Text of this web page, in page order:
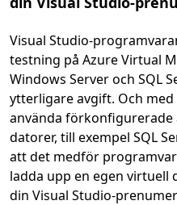
Visual Studio-
testning på Azure Virtual
Windows Server och SQL
ytterligare avgift. Och
använda förkonfigurerade
datorer, till exempel SQL
att det medför
ladda upp en egen
din Visual Studio-